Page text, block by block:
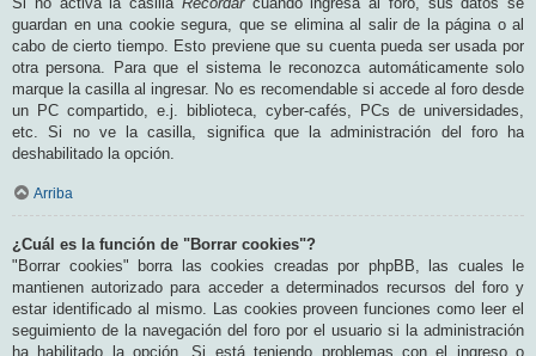
guardan en una cookie segura, que se elimina al salir de la página o al
cabo de cierto tiempo. Esto previene que su cuenta pueda ser usada por
otra persona. Para que el sistema le reconozca automáticamente solo
marque la casilla al ingresar. No es recomendable si accede al foro desde
un PC compartido, e.j. biblioteca, cyber-cafés, PCs de universidades,
etc. Si no ve la casilla, significa que la administración del foro ha
deshabilitado la opción.
Arriba
¿Cuál es la función de "Borrar cookies"?
"Borrar cookies" borra las cookies creadas por phpBB, las cuales le
mantienen autorizado para acceder a determinados recursos del foro y
estar identificado al mismo. Las cookies proveen funciones como leer el
seguimiento de la navegación del foro por el usuario si la administración
ha habilitado la opción. Si está teniendo problemas con el ingreso o